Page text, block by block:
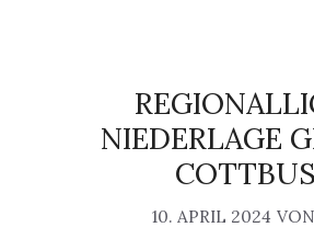
NIEDERLAGE
COTTBUS
10. APRIL 2024 VON